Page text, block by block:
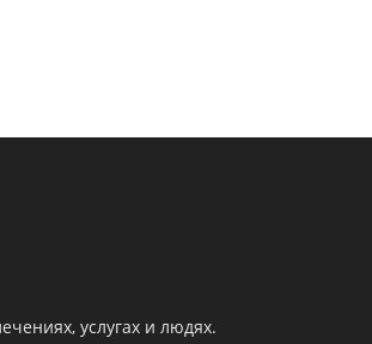
услугах и людях.